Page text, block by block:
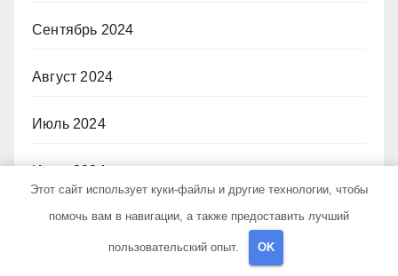
Сентябрь 2024
Август 2024
Июль 2024
Июнь 2024
Май 2024
Этот сайт использует куки-файлы и другие технологии, чтобы
помочь вам в навигации, а также предоставить лучший
пользовательский опыт. OK